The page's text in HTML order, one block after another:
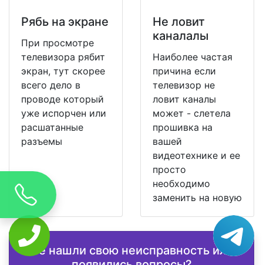
Рябь на экране
При просмотре
телевизора рябит
экран, тут скорее
всего дело в
проводе который
уже испорчен или
расшатанные
разъемы
Не ловит
каналалы
Наиболее частая
причина если
телевизор не
ловит каналы
может - слетела
прошивка на
вашей
видеотехнике и ее
просто
необходимо
заменить на новую
Не нашли свою неисправность или